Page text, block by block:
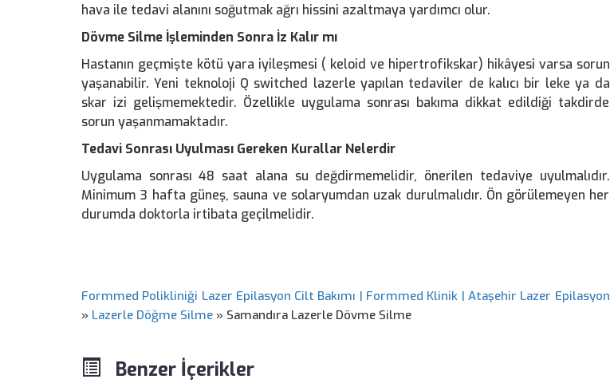
hava ile tedavi alanını soğutmak ağrı hissini azaltmaya yardımcı olur.
Dövme Silme İşleminden Sonra İz Kalır mı
Hastanın geçmişte kötü yara iyileşmesi ( keloid ve hipertrofikskar) hikâyesi varsa sorun
yaşanabilir. Yeni teknoloji Q switched lazerle yapılan tedaviler de kalıcı bir leke ya da
skar izi gelişmemektedir. Özellikle uygulama sonrası bakıma dikkat edildiği takdirde
sorun yaşanmamaktadır.
Tedavi Sonrası Uyulması Gereken Kurallar Nelerdir
Uygulama sonrası 48 saat alana su değdirmemelidir, önerilen tedaviye uyulmalıdır.
Minimum 3 hafta güneş, sauna ve solaryumdan uzak durulmalıdır. Ön görülemeyen her
durumda doktorla irtibata geçilmelidir.
Formmed Polikliniği Lazer Epilasyon Cilt Bakımı | Formmed Klinik | Ataşehir Lazer Epilasyon
» Lazerle Döğme Silme » Samandıra Lazerle Dövme Silme
Benzer İçerikler